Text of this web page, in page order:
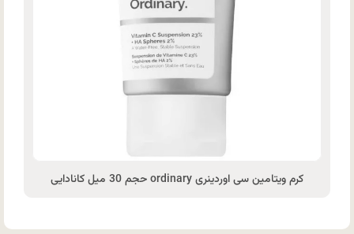
کرم ویتامین سی اوردینری ordinary حجم 30 میل کانادایی